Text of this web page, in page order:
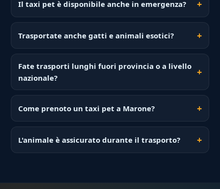
Il taxi pet è disponibile anche in emergenza?
Trasportate anche gatti e animali esotici?
Fate trasporti lunghi fuori provincia o a livello
nazionale?
Come prenoto un taxi pet a Marone?
L'animale è assicurato durante il trasporto?